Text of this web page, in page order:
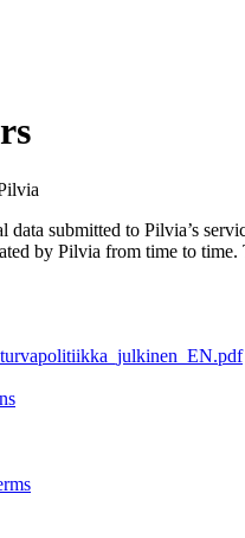
data submitted to Pilvia’s
by Pilvia from time to